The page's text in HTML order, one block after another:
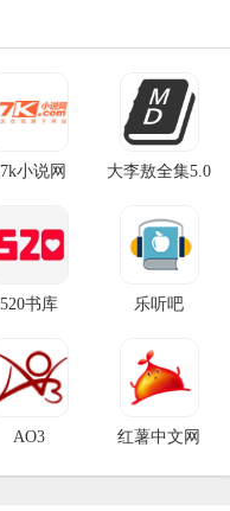
小说网 大李敖全集5.0
520书库 乐听吧
AO3 红薯中文网